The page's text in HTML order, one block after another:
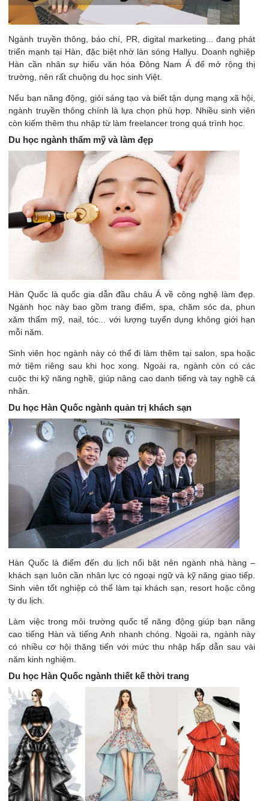
Ngành truyền thông, báo chí, PR, digital marketing... đang phát
triển mạnh tại Hàn, đặc biệt nhờ làn sóng Hallyu. Doanh nghiệp
Hàn cần nhân sự hiểu văn hóa Đông Nam Á để mở rộng thị
trường, nên rất chuộng du học sinh Việt.
Nếu bạn năng động, giỏi sáng tạo và biết tận dụng mạng xã hội,
ngành truyền thông chính là lựa chọn phù hợp. Nhiều sinh viên
còn kiếm thêm thu nhập từ làm freelancer trong quá trình học.
Du học ngành thẩm mỹ và làm đẹp
Hàn Quốc là quốc gia dẫn đầu châu Á về công nghệ làm đẹp.
Ngành học này bao gồm trang điểm, spa, chăm sóc da, phun
xăm thẩm mỹ, nail, tóc... với lượng tuyển dụng không giới hạn
mỗi năm.
Sinh viên học ngành này có thể đi làm thêm tại salon, spa hoặc
mở tiệm riêng sau khi học xong. Ngoài ra, ngành còn có các
cuộc thi kỹ năng nghề, giúp nâng cao danh tiếng và tay nghề cá
nhân.
Du học Hàn Quốc ngành quản trị khách sạn
Hàn Quốc là điểm đến du lịch nổi bật nên ngành nhà hàng –
khách sạn luôn cần nhân lực có ngoại ngữ và kỹ năng giao tiếp.
Sinh viên tốt nghiệp có thể làm tại khách sạn, resort hoặc công
ty du lịch.
Làm việc trong môi trường quốc tế năng động giúp bạn nâng
cao tiếng Hàn và tiếng Anh nhanh chóng. Ngoài ra, ngành này
có nhiều cơ hội thăng tiến với mức thu nhập hấp dẫn sau vài
năm kinh nghiệm.
Du học Hàn Quốc ngành thiết kế thời trang